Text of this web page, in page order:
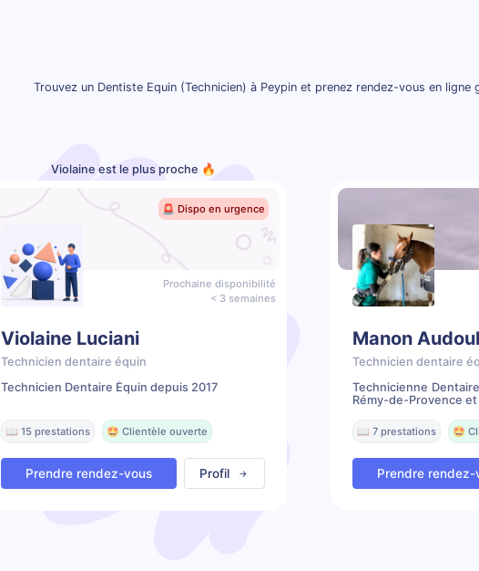
Trouvez un Dentiste Equin (Technicien) à Peypin et prenez rendez-vous en
Violaine est le plus proche 🔥
🚨 Dispo en urgence
Prochaine disponibilité
< 3 semaines
Violaine Luciani
Technicien dentaire équin
Technicien Dentaire Équin depuis 2017
📖 15 prestations 🤩 Clientèle ouverte
Prendre rendez-vous Profil
Manon
Technicien dentaire
Technicienne
Rémy-de-Provence
📖 7 prestations 🤩
Prendre rendez-